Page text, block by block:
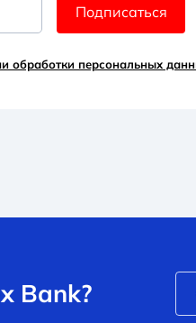
Подписаться
обработки персональных
Bank?